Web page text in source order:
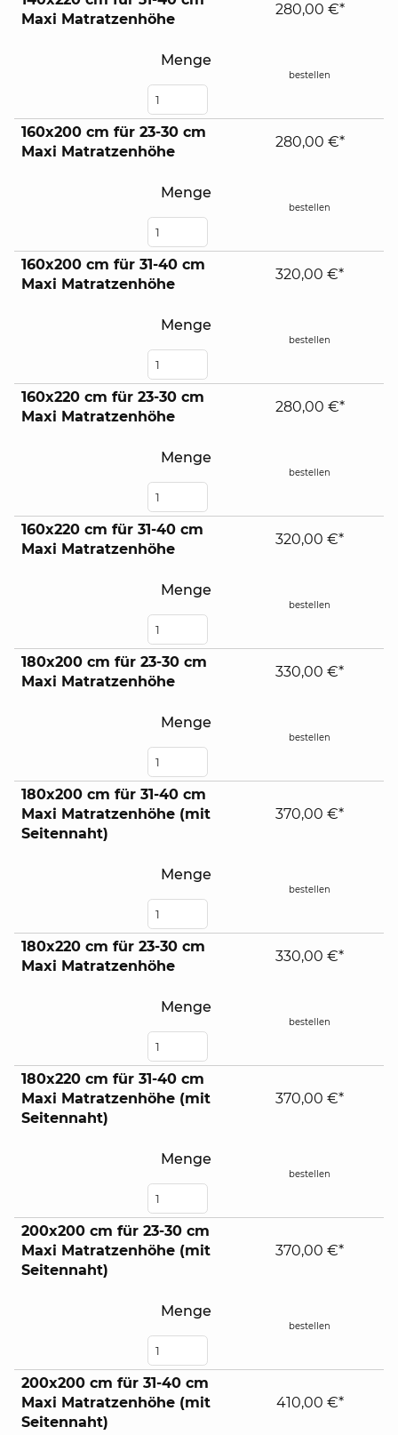
Maxi Matratzenhöhe
Menge
280,00 €*
bestellen
160x200 cm für 23-30 cm
Maxi Matratzenhöhe
Menge
280,00 €*
bestellen
160x200 cm für 31-40 cm
Maxi Matratzenhöhe
Menge
320,00 €*
bestellen
160x220 cm für 23-30 cm
Maxi Matratzenhöhe
Menge
280,00 €*
bestellen
160x220 cm für 31-40 cm
Maxi Matratzenhöhe
Menge
320,00 €*
bestellen
180x200 cm für 23-30 cm
Maxi Matratzenhöhe
Menge
330,00 €*
bestellen
180x200 cm für 31-40 cm
Maxi Matratzenhöhe (mit
Seitennaht)
Menge
370,00 €*
bestellen
180x220 cm für 23-30 cm
Maxi Matratzenhöhe
Menge
330,00 €*
bestellen
180x220 cm für 31-40 cm
Maxi Matratzenhöhe (mit
Seitennaht)
Menge
370,00 €*
bestellen
200x200 cm für 23-30 cm
Maxi Matratzenhöhe (mit
Seitennaht)
Menge
370,00 €*
bestellen
200x200 cm für 31-40 cm
Maxi Matratzenhöhe (mit
Seitennaht)
410,00 €*